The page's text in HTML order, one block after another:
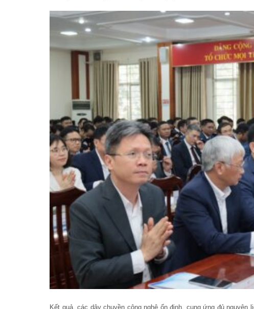
Kết quả, các dây chuyền công nghệ ổn định, cung ứng đủ nguyên